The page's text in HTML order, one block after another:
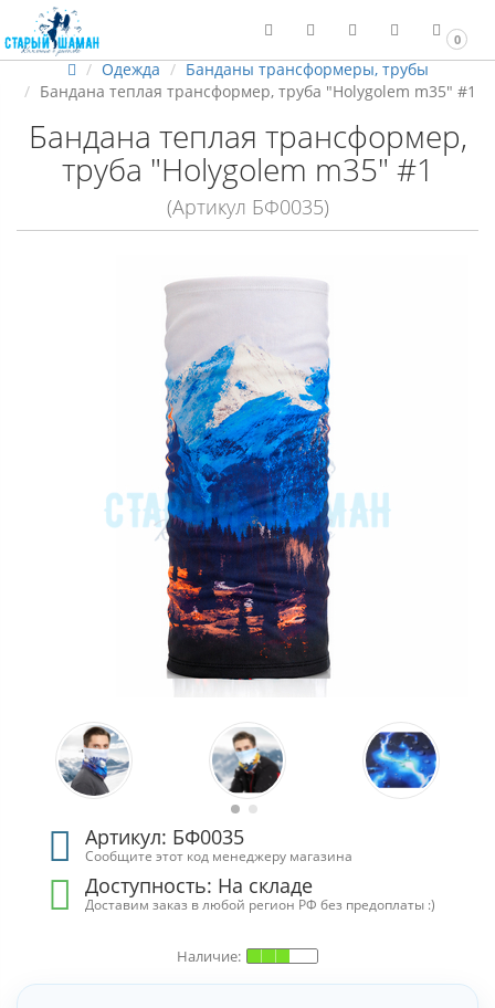
0
Одежда
Банданы трансформеры, трубы
Бандана теплая трансформер, труба "Holygolem m35" #1
Бандана теплая трансформер,
труба "Holygolem m35" #1
(Артикул БФ0035)
Артикул: БФ0035
Сообщите этот код менеджеру магазина
Доступность: На складе
Доставим заказ в любой регион РФ без предоплаты :)